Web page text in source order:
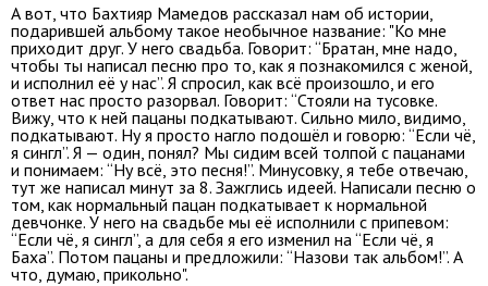
А вот, что Бахтияр Мамедов рассказал нам об истории,
подарившей альбому такое необычное название: "Ко мне
приходит друг. У него свадьба. Говорит: “Братан, мне надо,
чтобы ты написал песню про то, как я познакомился с женой,
и исполнил её у нас”. Я спросил, как всё произошло, и его
ответ нас просто разорвал. Говорит: “Стояли на тусовке.
Вижу, что к ней пацаны подкатывают. Сильно мило, видимо,
подкатывают. Ну я просто нагло подошёл и говорю: “Если чё,
я сингл”. Я — один, понял? Мы сидим всей толпой с пацанами
и понимаем: “Ну всё, это песня!”. Минусовку, я тебе отвечаю,
тут же написал минут за 8. Зажглись идеей. Написали песню о
том, как нормальный пацан подкатывает к нормальной
девчонке. У него на свадьбе мы её исполнили с припевом:
“Если чё, я сингл”, а для себя я его изменил на “Если чё, я
Баха”. Потом пацаны и предложили: “Назови так альбом!”. А
что, думаю, прикольно".